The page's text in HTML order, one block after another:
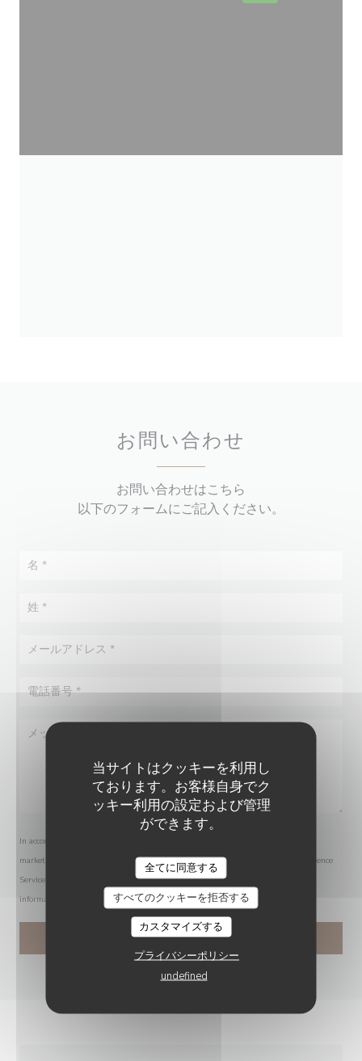
当サイトはクッキーを利用し
ております。お客様自身でク
ッキー利用の設定および管理
ができます。
全てに同意する
すべてのクッキーを拒否する
カスタマイズする
プライバシーポリシー
undefined
お問い合わせ
お問い合わせはこちら
以下のフォームにご記入ください。
In accordance with data protection regulations, you have the right to opt out of
marketing communications. UK residents can register with the Telephone Preference
Service at
. US residents can register at
information about how we process your data, please see ourprivacy policy